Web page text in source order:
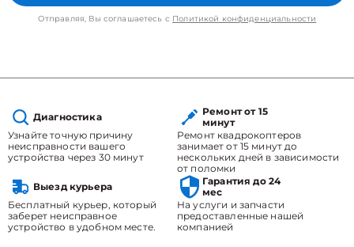
Отправляя, Вы соглашаетесь с Политикой конфиденциальности
Диагностика
Узнайте точную причину
неисправности вашего
устройства через 30 минут
Ремонт от 15
минут
Ремонт квадрокоптеров
занимает от 15 минут до
нескольких дней в зависимости
от поломки
Выезд курьера
Бесплатный курьер, который
заберет неисправное
устройство в удобном месте.
Гарантия до 24
мес
На услуги и запчасти
предоставленные нашей
компанией